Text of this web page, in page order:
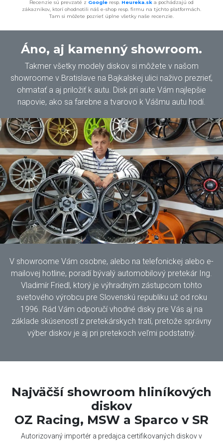
Recenzie sú prevzaté z Google resp. Heureka.sk a pochádzajú od
zákazníkov, ktorí ohodnotili náš e-shop resp. firmu na týchto platformách.
Tam si môžete pozrieť úplne všetky naše recenzie.
Áno, aj kamenný showroom.
Takmer všetky modely diskov si môžete v našom
showroome v Bratislave na Bajkalskej ulici naživo prezrieť,
ohmatať a aj priložiť k autu. Disk pri aute Vám najlepšie
napovie, ako sa farebne a tvarovo k Vášmu autu hodí.
V showroome Vám osobne, alebo na telefonickej alebo e-
mailovej hotline, poradí bývalý automobilový pretekár Ing.
Vladimír Friedl, ktorý je výhradným zástupcom tohto
svetového výrobcu pre Slovenskú republiku už od roku
1996. Rád Vám odporučí vhodné disky pre Vás aj na
základe skúseností z pretekárskych tratí, pretože správny
výber diskov je aj pri pretekoch veľmi podstatný.
Najväčší showroom hliníkových
diskov
OZ Racing, MSW a Sparco v SR
Autorizovaný importér a predajca certifikovaných diskov v